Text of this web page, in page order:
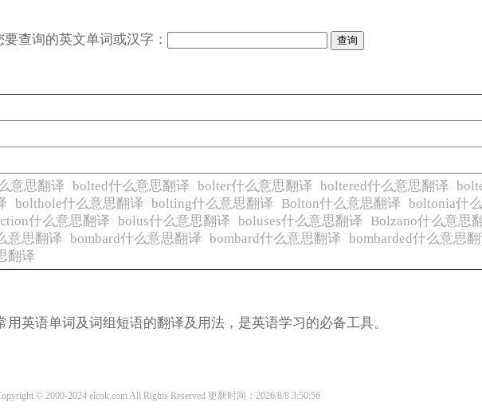
查询的英文单词或汉字：
意思翻译 bolted什么意思翻译 bolter什么意思翻译 boltered什么意思翻译
bolthole什么意思翻译 bolting什么意思翻译 Bolton什么意思翻译 boltonia什
什么意思翻译 bolus什么意思翻译 boluses什么意思翻译 Bolzano什么意思
意思翻译 bombard什么意思翻译 bombard什么意思翻译 bombarded什么意思
翻译
英语单词及词组短语的翻译及用法，是英语学习的必备工具。
© 2000-2024 elcok.com All Rights Reserved 更新时间：2026/8/8 3:50:56